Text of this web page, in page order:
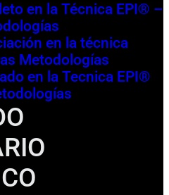
en la Técnica EPI® –
en la técnica
Metodologías
en la Tecnica EPI®